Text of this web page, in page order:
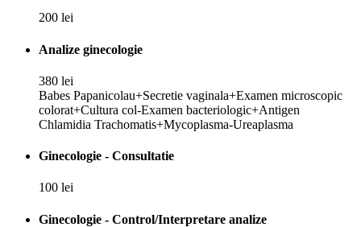
200 lei
Analize ginecologie
380 lei
Babes Papanicolau+Secretie vaginala+Examen microscopic
colorat+Cultura col-Examen bacteriologic+Antigen
Chlamidia Trachomatis+Mycoplasma-Ureaplasma
Ginecologie - Consultatie
100 lei
Ginecologie - Control/Interpretare analize